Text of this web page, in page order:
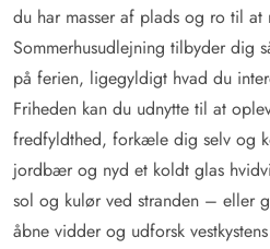
du har masser af plads og ro til at
Sommerhusudlejning tilbyder dig
på ferien, ligegyldigt hvad du
Friheden kan du udnytte til at
fredfyldthed, forkæle dig selv og
jordbær og nyd et koldt glas
sol og kulør ved stranden – eller
åbne vidder og udforsk